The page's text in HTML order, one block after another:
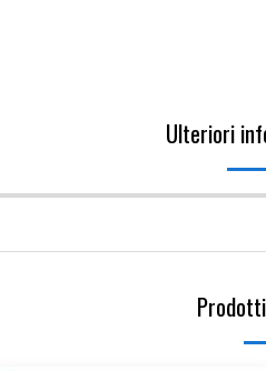
Ulteriori